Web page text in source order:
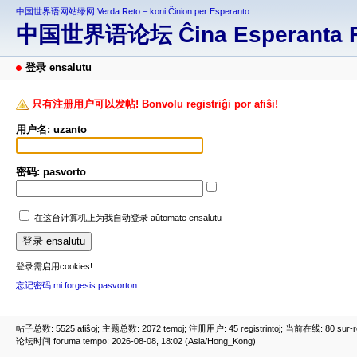
中国世界语网站绿网 Verda Reto – koni Ĉinion per Esperanto
中国世界语论坛 Ĉina Esperanta
登录 ensalutu
只有注册用户可以发帖! Bonvolu registriĝi por afiŝi!
用户名: uzanto
密码: pasvorto
在这台计算机上为我自动登录 aŭtomate ensalutu
登录需启用cookies!
忘记密码 mi forgesis pasvorton
帖子总数: 5525 afiŝoj; 主题总数: 2072 temoj; 注册用户: 45 registrintoj; 当前在线: 80
论坛时间 foruma tempo: 2026-08-08, 18:02 (Asia/Hong_Kong)